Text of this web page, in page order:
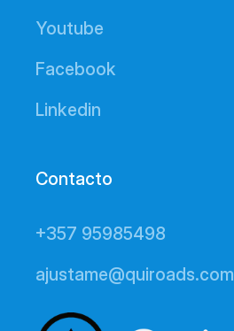
Youtube
Facebook
Linkedin
Contacto
+357 95985498
ajustame@quiroads.com